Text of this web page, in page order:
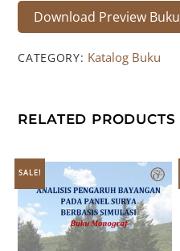
Download Preview Buku
CATEGORY: Katalog Buku
RELATED PRODUCTS
SALE!